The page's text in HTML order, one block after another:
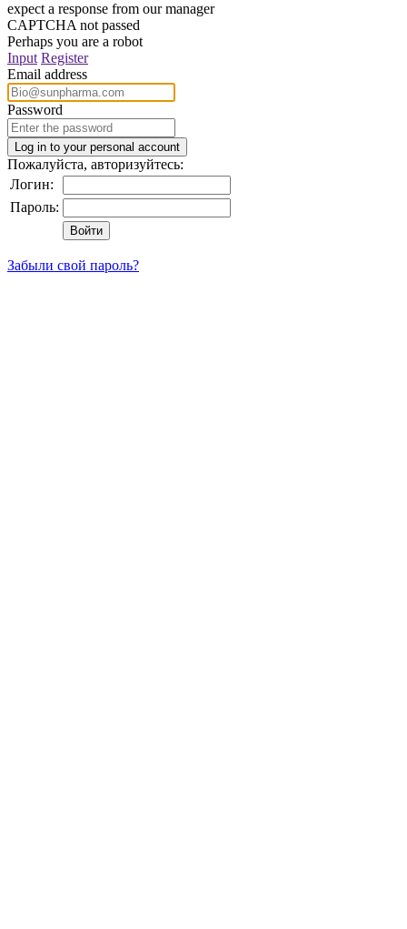
expect a response from our manager
CAPTCHA not passed
Perhaps you are a robot
Input Register
Email address
Password
Пожалуйста, авторизуйтесь:
Логин:
Пароль:
Забыли свой пароль?